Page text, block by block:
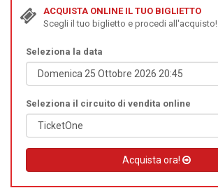
ACQUISTA ONLINE IL TUO BIGLIETTO
Scegli il tuo biglietto e procedi all'acquisto!
Seleziona la data
Seleziona il circuito di vendita online
Acquista ora!